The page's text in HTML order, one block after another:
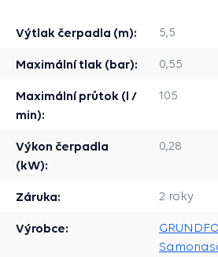
Výtlak čerpadla (m): 5,5
Maximální tlak (bar): 0,55
Maximální průtok (l /
min):
105
Výkon čerpadla
(kW):
0,28
Záruka: 2 roky
Výrobce: